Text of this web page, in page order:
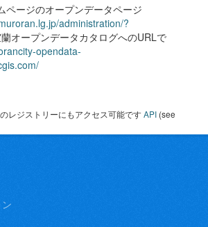
ページのオープンデータページ
administration/?
オープンデータカタログへのURLで
opendata-
レジストリーにもアクセス可能ですAPI (see